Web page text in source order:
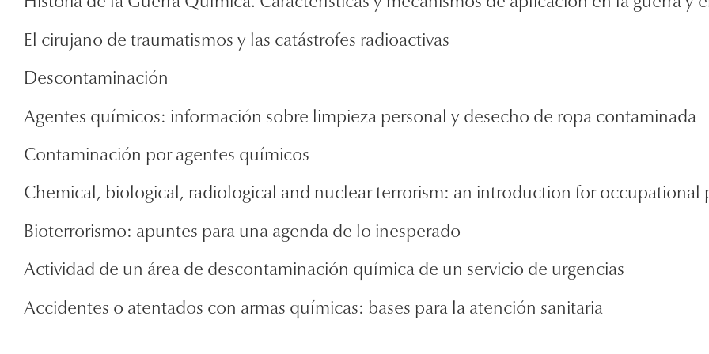
El cirujano de traumatismos y las catástrofes radioactivas
Descontaminación
Agentes químicos: información sobre limpieza personal y desecho de ropa contaminada
Contaminación por agentes químicos
Chemical, biological, radiological and nuclear terrorism: an introduction for occupational
Bioterrorismo: apuntes para una agenda de lo inesperado
Actividad de un área de descontaminación química de un servicio de urgencias
Accidentes o atentados con armas químicas: bases para la atención sanitaria